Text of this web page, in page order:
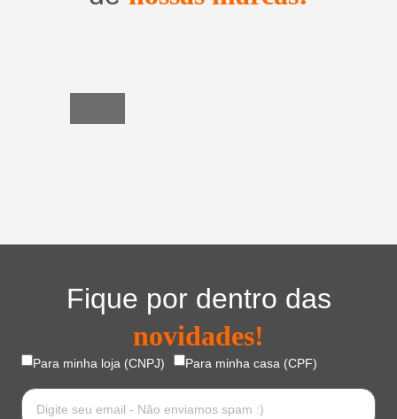
Fique por dentro das
novidades!
Para minha loja (CNPJ) Para minha casa (CPF)